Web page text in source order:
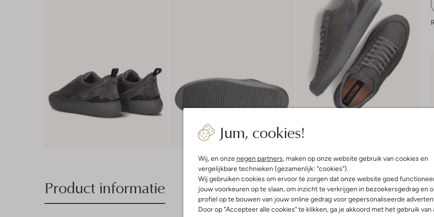
Jum, cookies!
Wij, en onze negen partners, maken op onze website gebruik van cookies en
vergelijkbare technieken (gezamenlijk: "cookies").
Wij gebruiken cookies om ervoor te zorgen dat onze website goed
jouw voorkeuren op te slaan, om inzicht te verkrijgen in bezoekersgedrag en
profiel op te bouwen van jouw online gedrag voor gepersonaliseerde
Door op "Accepteer alle cookies" te klikken, ga je akkoord met het gebruik van
Product informatie Bezorgen & retourneren